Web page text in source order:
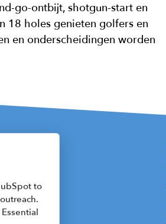
go-ontbijt, shotgun-start en
18 holes genieten golfers en
en onderscheidingen worden
to